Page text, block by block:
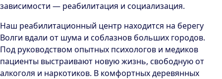
зависимости — реабилитация и социализация.
Наш реабилитационный центр находится на берегу
Волги вдали от шума и соблазнов больших городов.
Под руководством опытных психологов и медиков
пациенты выстраивают новую жизнь, свободную от
алкоголя и наркотиков. В комфортных деревянных